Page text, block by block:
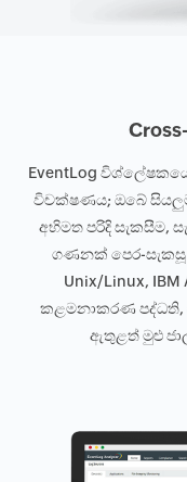
EventLog
විචක්ෂණය; ඔබේ
අභිමත පරිදි සැකසීම,
ගණනක් පෙර-සැකසූ
Unix/Linux,
කළමනාකරණ පද්ධති,
ඇතුළත් මුළු